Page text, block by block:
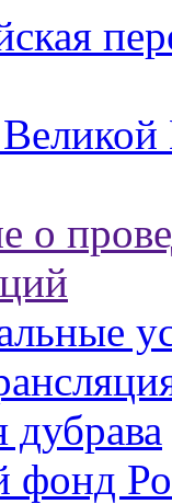
о
дубрава
фонд